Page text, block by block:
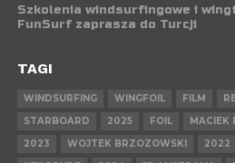
Szkolenia windsurfingowe i
FunSurf zaprasza do Turcji
TAGI
WINDSURFING WINGFOIL FILM
STARBOARD
2025 FOIL MACIEK
2023
WOJTEK BRZOZOWSKI 2022